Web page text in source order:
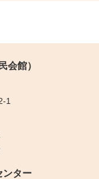
会館）
1
ンター